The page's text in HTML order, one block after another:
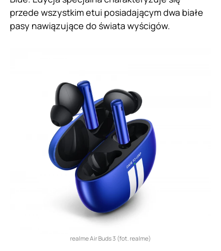
przede wszystkim etui posiadającym dwa białe
pasy nawiązujące do świata wyścigów.
realme Air Buds 3 (fot. realme)